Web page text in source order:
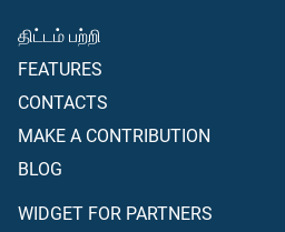
பிறவிக் குருடனையும்,
சுகப்படுத்தியதையும்,
உத்தரவைக் கொண்டு
வெளிப்படுத்தியதையும்
சந்ததியினரிடம் நீர்
சூனியத்தைத் தவிர வேறு
(உமக்குத் தீங்கு
திட்டம் பற்றி
FEATURES
CONTACTS
MAKE A CONTRIBUTION
BLOG
WIDGET FOR PARTNERS